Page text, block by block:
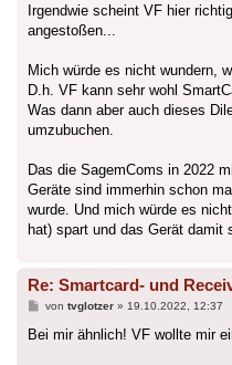
Irgendwie scheint VF hier
angestoßen...
Mich würde es nicht wundern,
D.h. VF kann sehr wohl
Was dann aber auch dieses
umzubuchen.
Das die SagemComs in 2022
Geräte sind immerhin schon
wurde. Und mich würde es
hat) spart und das Gerät damit
Re: Smartcard- und
Beitrag
von tvglotzer» 19.10.2022, 12:37
Bei mir ähnlich! VF wollte mir